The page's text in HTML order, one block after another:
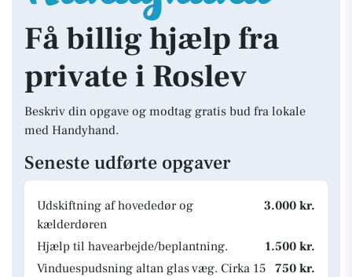
Få billig hjælp fra
private i Roslev
Beskriv din opgave og modtag gratis bud fra lokale
med Handyhand.
Seneste udførte opgaver
Udskiftning af hovededør og
kælderdøren
3.000 kr.
Hjælp til havearbejde/beplantning.
1.500 kr.
Vinduespudsning altan glas væg. Cirka 15 750 kr.